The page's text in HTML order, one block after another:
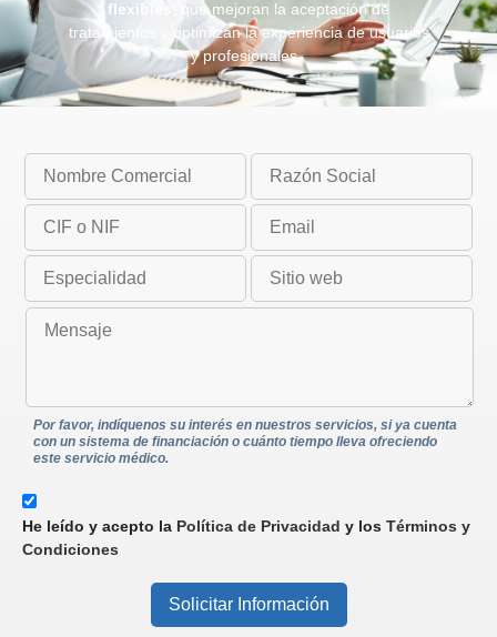
flexibles
, que mejoran la aceptación de
tratamientos y optimizan la experiencia de usuarios
y profesionales.
Por favor, indíquenos su interés en nuestros servicios, si ya cuenta
con un sistema de financiación o cuánto tiempo lleva ofreciendo
este servicio médico.
He leído y acepto la Política de Privacidad y los Términos y
Condiciones
Solicitar Información